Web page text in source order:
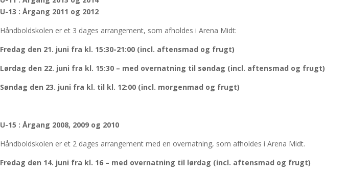
U-13 : Årgang 2011 og 2012
Håndboldskolen er et 3 dages arrangement, som afholdes i Arena Midt:
Fredag den 21. juni fra kl. 15:30-21:00 (incl. aftensmad og frugt)
Lørdag den 22. juni fra kl. 15:30 – med overnatning til søndag (incl. aftensmad og frugt)
Søndag den 23. juni fra kl. til kl. 12:00 (incl. morgenmad og frugt)
U-15 : Årgang 2008, 2009 og 2010
Håndboldskolen er et 2 dages arrangement med en overnatning, som afholdes i Arena Midt.
Fredag den 14. juni fra kl. 16 – med overnatning til lørdag (incl. aftensmad og frugt)